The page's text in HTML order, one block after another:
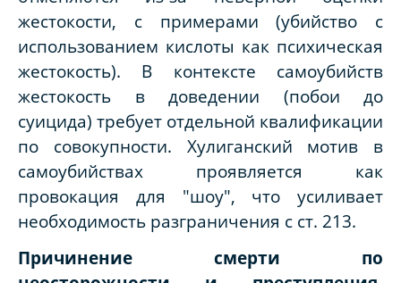
жестокости, с примерами (убийство с
использованием кислоты как психическая
жестокость). В контексте самоубийств
жестокость в доведении (побои до
суицида) требует отдельной квалификации
по совокупности. Хулиганский мотив в
самоубийствах проявляется как
провокация для "шоу", что усиливает
необходимость разграничения с ст. 213.
Причинение смерти по